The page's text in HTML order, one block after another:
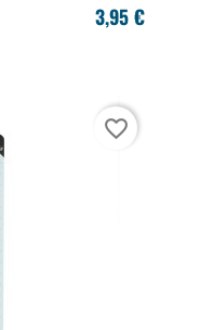
3,95 €
favorite_border